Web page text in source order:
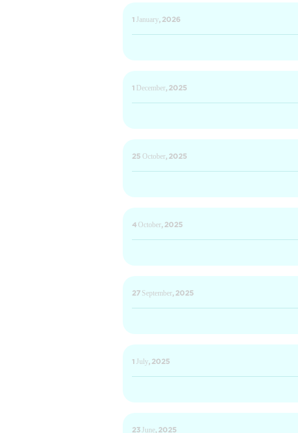
1 January, 2026
1 December, 2025
25 October, 2025
4 October, 2025
27 September, 2025
1 July, 2025